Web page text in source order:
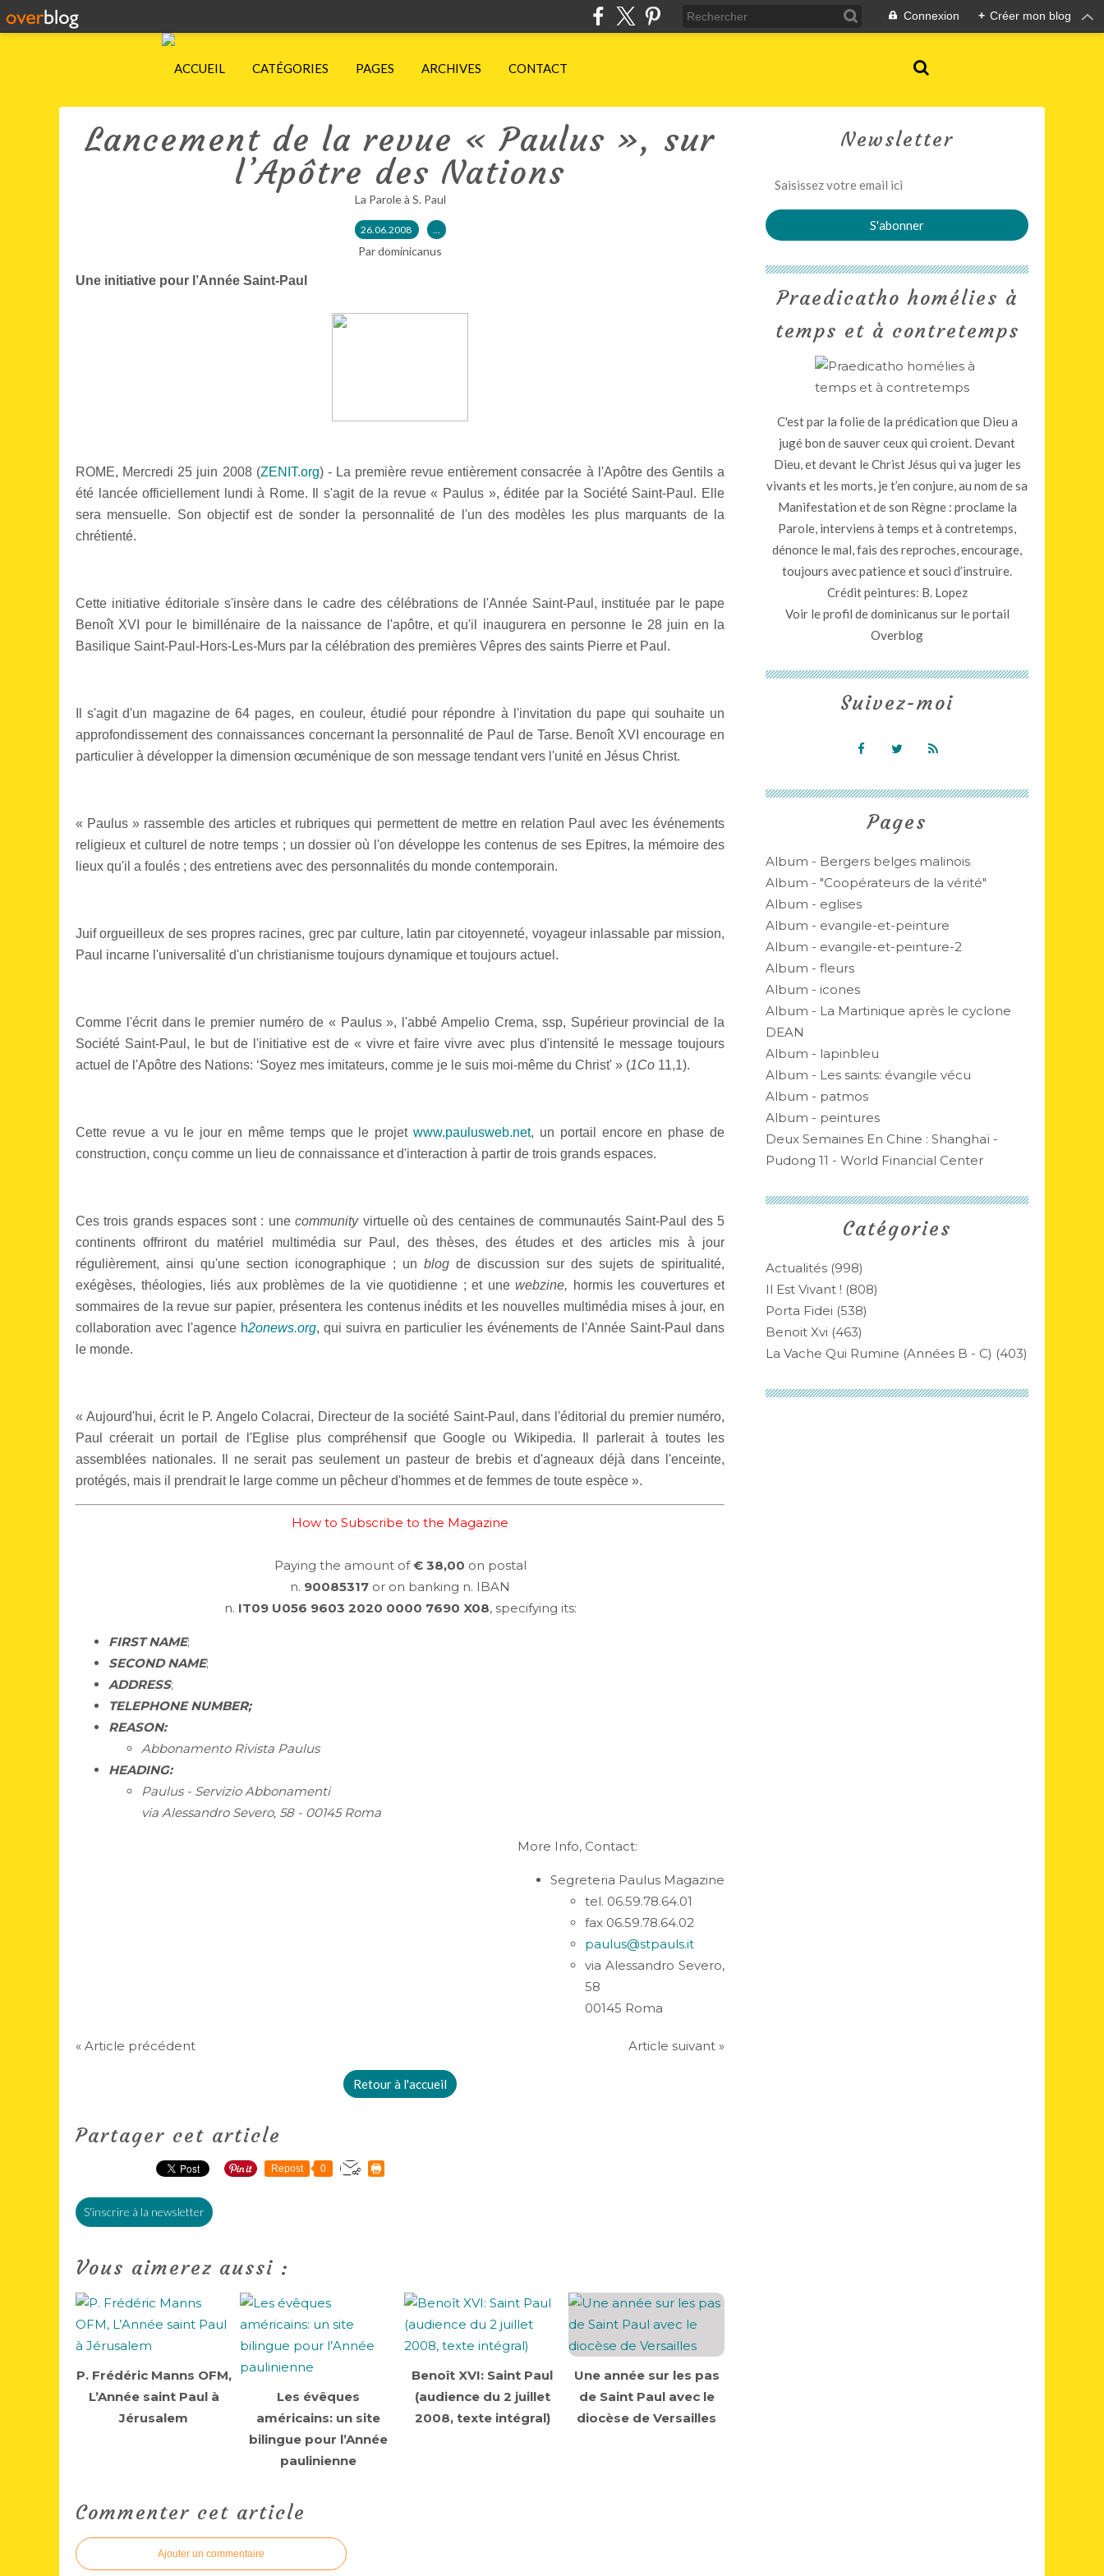
Connexion + Créer mon blog
ACCUEIL CATÉGORIES PAGES ARCHIVES CONTACT
Lancement de la revue « Paulus », sur
l’Apôtre des Nations
La Parole à S. Paul
26.06.2008 …
Par dominicanus
Une initiative pour l’Année Saint-Paul
ROME, Mercredi 25 juin 2008 (ZENIT.org) - La première revue entièrement consacrée à l'Apôtre des Gentils a
été lancée officiellement lundi à Rome. Il s'agit de la revue « Paulus », éditée par la Société Saint-Paul. Elle
sera mensuelle. Son objectif est de sonder la personnalité de l'un des modèles les plus marquants de la
chrétienté.
Cette initiative éditoriale s'insère dans le cadre des célébrations de l'Année Saint-Paul, instituée par le pape
Benoît XVI pour le bimillénaire de la naissance de l'apôtre, et qu'il inaugurera en personne le 28 juin en la
Basilique Saint-Paul-Hors-Les-Murs par la célébration des premières Vêpres des saints Pierre et Paul.
Il s'agit d'un magazine de 64 pages, en couleur, étudié pour répondre à l'invitation du pape qui souhaite un
approfondissement des connaissances concernant la personnalité de Paul de Tarse. Benoît XVI encourage en
particulier à développer la dimension œcuménique de son message tendant vers l'unité en Jésus Christ.
« Paulus » rassemble des articles et rubriques qui permettent de mettre en relation Paul avec les événements
religieux et culturel de notre temps ; un dossier où l'on développe les contenus de ses Epitres, la mémoire des
lieux qu'il a foulés ; des entretiens avec des personnalités du monde contemporain.
Juif orgueilleux de ses propres racines, grec par culture, latin par citoyenneté, voyageur inlassable par mission,
Paul incarne l'universalité d'un christianisme toujours dynamique et toujours actuel.
Comme l'écrit dans le premier numéro de « Paulus », l'abbé Ampelio Crema, ssp, Supérieur provincial de la
Société Saint-Paul, le but de l'initiative est de « vivre et faire vivre avec plus d'intensité le message toujours
actuel de l'Apôtre des Nations: ‘Soyez mes imitateurs, comme je le suis moi-même du Christ' » (1Co 11,1).
Cette revue a vu le jour en même temps que le projet www.paulusweb.net, un portail encore en phase de
construction, conçu comme un lieu de connaissance et d'interaction à partir de trois grands espaces.
Ces trois grands espaces sont : unecommunityvirtuelle où des centaines de communautés Saint-Paul des 5
continents offriront du matériel multimédia sur Paul, des thèses, des études et des articles mis à jour
régulièrement, ainsi qu'une section iconographique ; un blog de discussion sur des sujets de spiritualité,
exégèses, théologies, liés aux problèmes de la vie quotidienne ; et une webzine, hormis les couvertures et
sommaires de la revue sur papier, présentera les contenus inédits et les nouvelles multimédia mises à jour, en
collaboration avec l'agence h2onews.org, qui suivra en particulier les événements de l'Année Saint-Paul dans
le monde.
« Aujourd'hui, écrit le P. Angelo Colacrai, Directeur de la société Saint-Paul, dans l'éditorial du premier numéro,
Paul créerait un portail de l'Eglise plus compréhensif que Google ou Wikipedia. Il parlerait à toutes les
assemblées nationales. Il ne serait pas seulement un pasteur de brebis et d'agneaux déjà dans l'enceinte,
protégés, mais il prendrait le large comme un pêcheur d'hommes et de femmes de toute espèce ».
How to Subscribe to the Magazine
Paying the amount of€ 38,00 on postal
n. 90085317 or on banking n. IBAN
n. IT09 U056 9603 2020 0000 7690 X08, specifying its:
FIRST NAME;
SECOND NAME;
ADDRESS;
TELEPHONE NUMBER;
REASON:
Abbonamento Rivista Paulus
HEADING:
Paulus - Servizio Abbonamenti
via Alessandro Severo, 58 - 00145 Roma
More Info, Contact:
Segreteria Paulus Magazine
tel. 06.59.78.64.01
fax 06.59.78.64.02
paulus@stpauls.it
via Alessandro Severo,
58
00145 Roma
« Article précédent Article suivant »
Retour à l'accueil
Partager cet article
Repost 0
S'inscrire à la newsletter
Vous aimerez aussi :
P. Frédéric Manns OFM,
L’Année saint Paul à
Jérusalem
Les évêques
américains: un site
bilingue pour l’Année
paulinienne
Benoît XVI: Saint Paul
(audience du 2 juillet
2008, texte intégral)
Une année sur les pas
de Saint Paul avec le
diocèse de Versailles
Commenter cet article
Ajouter un commentaire
Newsletter
Catégories
Actualités (998)
Il Est Vivant ! (808)
Porta Fidei (538)
Benoit Xvi (463)
La Vache Qui Rumine (années B - C) (403)
Pages
Album - Bergers belges malinois
Album - "Coopérateurs de la vérité"
Album - eglises
Album - evangile-et-peinture
Album - evangile-et-peinture-2
Album - fleurs
Album - icones
Album - La Martinique après le cyclone
DEAN
Album - lapinbleu
Album - Les saints: évangile vécu
Album - patmos
Album - peintures
Deux Semaines En Chine : Shanghaï -
Pudong 11 - World Financial Center
Praedicatho homélies à
temps et à contretemps
C'est par la folie de la prédication que Dieu a
jugé bon de sauver ceux qui croient. Devant
Dieu, et devant le Christ Jésus qui va juger les
vivants et les morts, je t’en conjure, au nom de sa
Manifestation et de son Règne : proclame la
Parole, interviens à temps et à contretemps,
dénonce le mal, fais des reproches, encourage,
toujours avec patience et souci d’instruire.
Crédit peintures: B. Lopez
Voir le profil dedominicanus sur le portail
Overblog
Suivez-moi